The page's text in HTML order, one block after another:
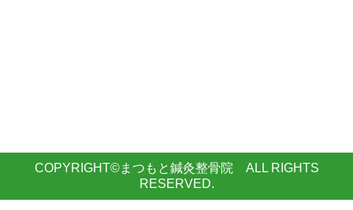
COPYRIGHT©まつもと鍼灸整骨院 ALL RIGHTS
RESERVED.